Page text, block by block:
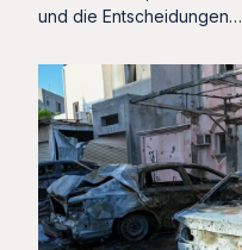
und die Entscheidungen…